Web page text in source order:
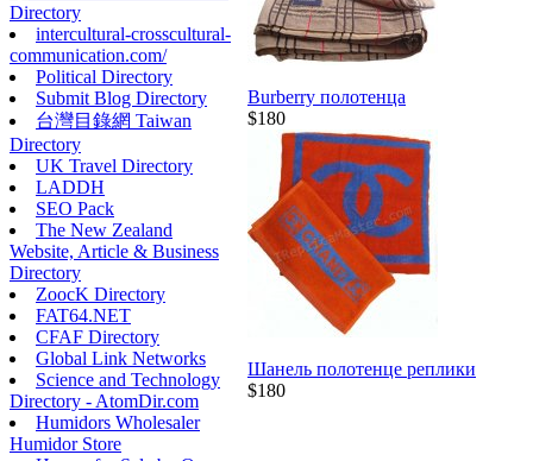
intercultural-crosscultural-
communication.com/
Political Directory
Submit Blog Directory
台灣目錄網 Taiwan
Directory
UK Travel Directory
LADDH
SEO Pack
The New Zealand
Website, Article & Business
Directory
ZoocK Directory
FAT64.NET
CFAF Directory
Global Link Networks
Science and Technology
Directory - AtomDir.com
Humidors Wholesaler
Humidor Store
Burberry полотенца
$180
Шанель полотенце реплики
$180